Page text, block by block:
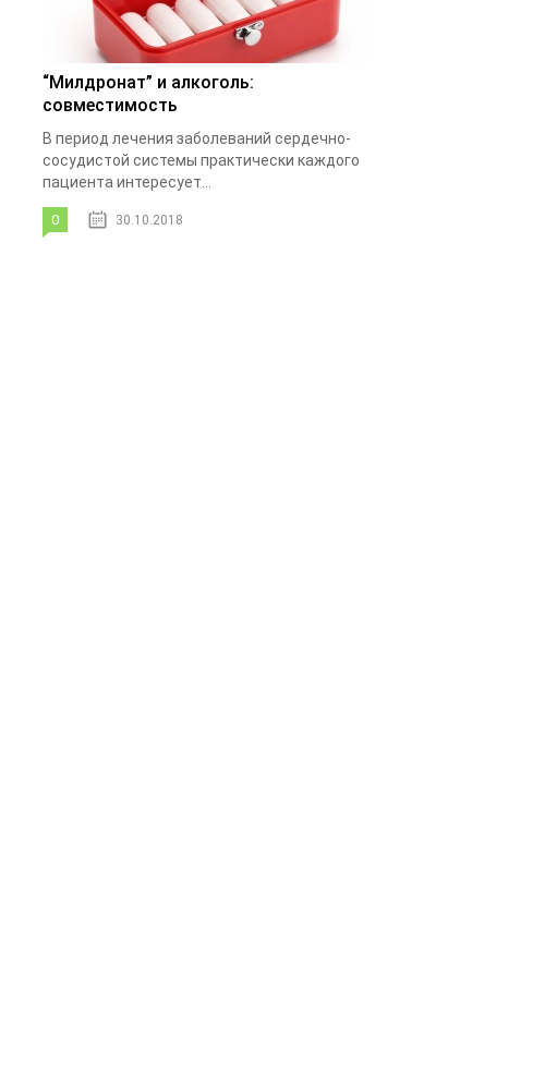
“Милдронат” и алкоголь:
совместимость
В период лечения заболеваний сердечно-
сосудистой системы практически каждого
пациента интересует...
0 30.10.2018